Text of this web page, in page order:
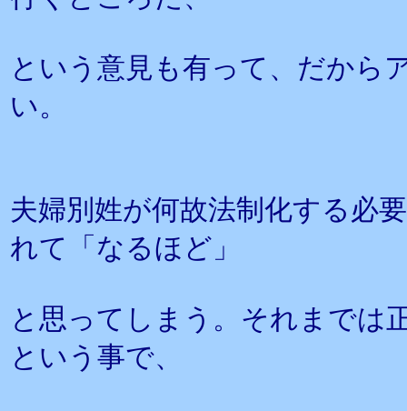
という意見も有って、だから
い。
夫婦別姓が何故法制化する必
れて「なるほど」
と思ってしまう。それまでは
という事で、